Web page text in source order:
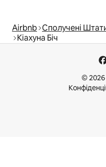
Airbnb Сполучені
Кіахуна Біч
© 2026